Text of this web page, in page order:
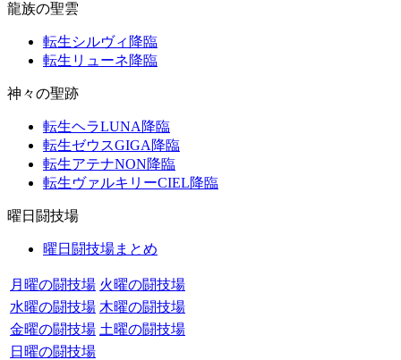
龍族の聖雲
転生シルヴィ降臨
転生リューネ降臨
神々の聖跡
転生ヘラLUNA降臨
転生ゼウスGIGA降臨
転生アテナNON降臨
転生ヴァルキリーCIEL降臨
曜日闘技場
曜日闘技場まとめ
月曜の闘技場 火曜の闘技場
水曜の闘技場 木曜の闘技場
金曜の闘技場 土曜の闘技場
日曜の闘技場